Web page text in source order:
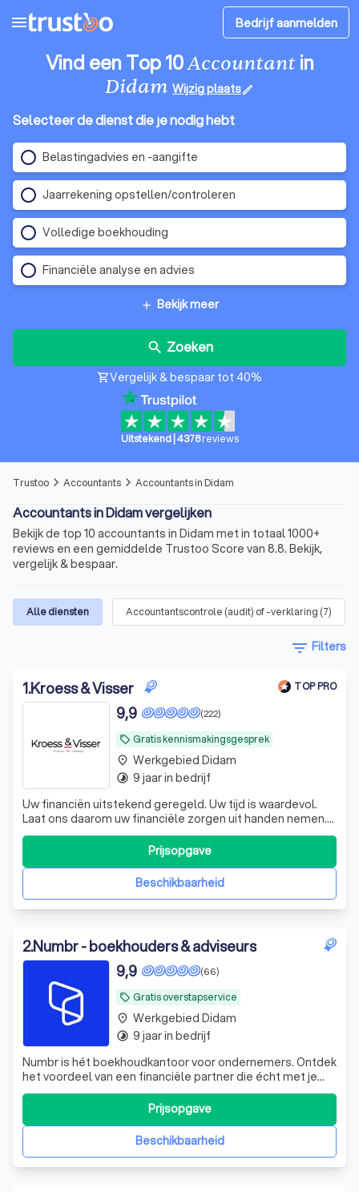
menu Bedrijf aanmelden
Vind een Top 10Accountantin
Didam Wijzig plaatsedit
Selecteer de dienst die je nodig hebt
Belastingadvies en -aangifte
Jaarrekening opstellen/controleren
Volledige boekhouding
Financiële analyse en advies
add Bekijk meer
search Zoeken
shopping_cartVergelijk & bespaar tot 40%
Uitstekend| 4378 reviews
Trustoo arrow_forward_ios Accountants arrow_forward_ios Accountants in Didam
Accountants in Didam vergelijken
Bekijk de top 10 accountants in Didam met in totaal 1000+
reviews en een gemiddelde Trustoo Score van 8.8. Bekijk,
vergelijk & bespaar.
Alle diensten Accountantscontrole (audit) of -verklaring (7)
filter_list Filters
1.Kroess & Visser TOP PRO
local_offer Gratis kennismakingsgesprek
(222)
9,9
Uw financiën uitstekend geregeld. Uw tijd is waardevol.
Laat ons daarom uw financiële zorgen uit handen nemen.
De experts van KroessVisser beheren al uw financiële
processen van A tot Z, zodat u met een gerust hart kunt
ondernemen. KroessVisser | Finance - Tax - Advisory ☎️
Plan een GRATIS ADVIESBeschikbaarheid
Prijsopgave
place Werkgebied Didam
timelapse 9 jaar in bedrijf
2.Numbr - boekhouders & adviseurs
local_offer Gratis overstapservice
(66)
9,9
Numbr is hét boekhoudkantoor voor ondernemers. Ontdek
het voordeel van een financiële partner die écht met je
meedenkt. En dat voor een vast bedrag per maand,
zonder verrassingen. Stap nu gratis over.
Beschikbaarheid
Prijsopgave
place Werkgebied Didam
timelapse 9 jaar in bedrijf